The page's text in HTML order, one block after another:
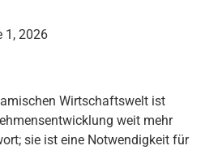
1, 2026
Wirtschaftswelt ist
weit mehr
sie ist eine Notwendigkeit für